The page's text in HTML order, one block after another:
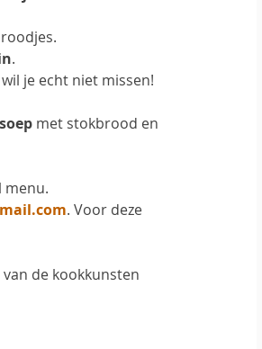
.
je echt niet missen!
met stokbrood en
menu.
. Voor deze
de kookkunsten